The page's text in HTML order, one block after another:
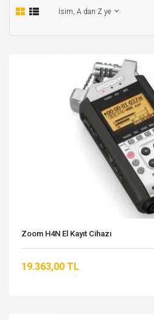
İsim, A dan Z ye
Zoom H4N El Kayıt Cihazı
19.363,00 TL